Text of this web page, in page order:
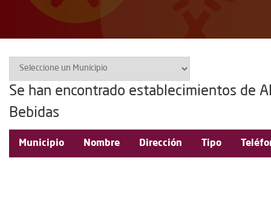
Se han encontrado establecimientos de
Bebidas
Municipio Nombre Dirección Tipo